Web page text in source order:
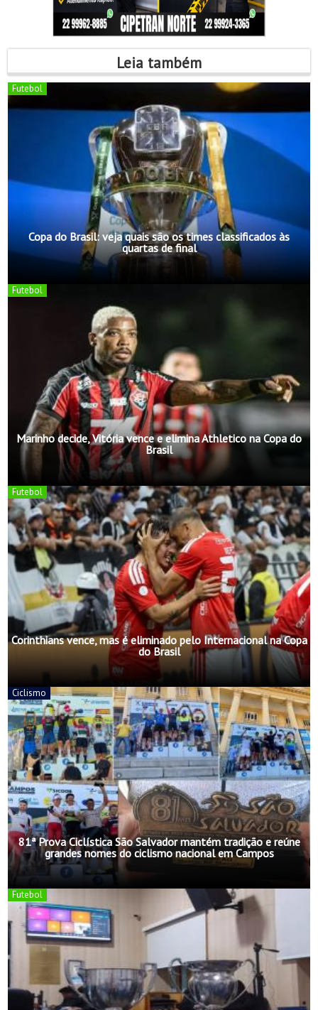
Leia também
Futebol
Copa do Brasil: veja quais são os times classificados às
quartas de final
Futebol
Marinho decide, Vitória vence e elimina Athletico na Copa do
Brasil
Futebol
Corinthians vence, mas é eliminado pelo Internacional na Copa
do Brasil
Ciclismo
81ª Prova Ciclística São Salvador mantém tradição e reúne
grandes nomes do ciclismo nacional em Campos
Futebol